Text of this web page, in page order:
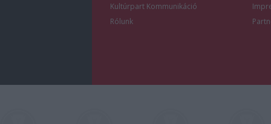
Kultúrpart Kommunikáció
Rólunk